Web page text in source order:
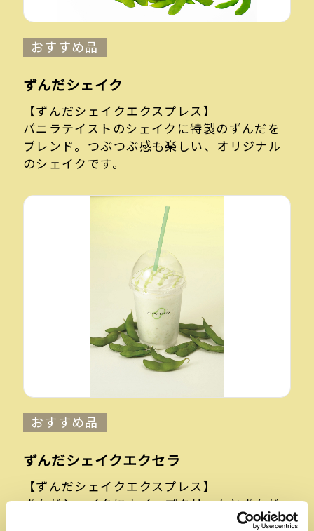
おすすめ品
ずんだシェイク
【ずんだシェイクエクスプレス】
バニラテイストのシェイクに特製のずんだを
ブレンド。つぶつぶ感も楽しい、オリジナル
のシェイクです。
おすすめ品
ずんだシェイクエクセラ
【ずんだシェイクエクスプレス】
ずんだシェイクにホイップクリームとずんだ
ソースをプラスしたリッチな美味しさです。